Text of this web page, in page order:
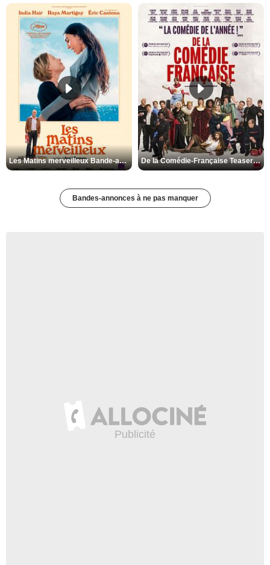
Les Matins merveilleux Bande-annonce VF De la Comédie-Française Teaser VF
Bandes-annonces à ne pas manquer